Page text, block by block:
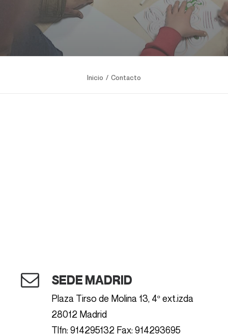
Inicio Contacto
SEDE MADRID
Plaza Tirso de Molina 13, 4º ext.izda
28012 Madrid
Tlfn: 914295132 Fax: 914293695